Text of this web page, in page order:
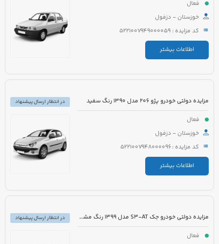
فعال
خوزستان - دزفول
کد مزایده : 5221007949000059
اطلاعات بیشتر
مزایده دولتی خودرو پژو 206 مدل 1390 رنگ سفید
فعال
خوزستان - دزفول
کد مزایده : 5221007948000096
اطلاعات بیشتر
در انتظار ارسال پیشنهاد
مزایده دولتی خودرو جک S3-AT مدل 1399 رنگ مشکی
فعال
در انتظار ارسال پیشنهاد